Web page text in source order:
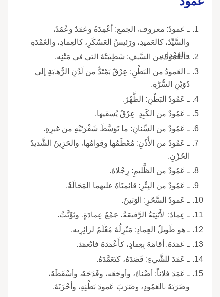
ـ عَمودُ: معروف، الجمع: أعْمِدَةٌ وعَمَدٌ وعُمُدٌ،
والسَّيِّدُ، كالعَميدِ، ورَئيسُ العَسْكَرِ، كالعِمادِ، والعُمْدَةِ
والعُمْدانِ.
ـ العَمودُ من السَّيفِ: شَطِيبَتُهُ التي في مَتْنِه.
ـ العَمودُ من البَطْنِ: عِرْقٌ يَمْتَدُّ من لَدُنِ الرُّهابَةِ إلى
دُوَيْنِ السُّرَّةِ.
ـ عَمُودُ البَطْنِ: الظَّهْرُ.
ـ عَمُودٌ من الكَبِدِ: عِرْقٌ يُسقيها.
ـ عَمُودٌ من السِّنانِ: ما تَوَسَّطَ شَفْرَتَيْهِ من غيرِهِ.
ـ عَمُودٌ من الأُذُنِ: مُعْظَمُها وقِوامُها، والحَزِينُ الشَّديدُ
الحُزْنِ.
ـ عَمُودٌ من الظَّليمِ: رِجْلاهُ.
ـ عَمُودٌ من البِئْرِ: قائِمتَاهُ عليهما المَحَالَةُ.
ـ عَمودُ السَّحْرِ: الوَتينُ.
ـ عِمادُ: الأَبْنِيَةُ الرَّفيعَةُ، جَمْعُ عِمادَةٍ، ويُؤَنَّثُ.
ـ هو طَويلُ العِمادِ: مَنْزِلُهُ مُعْلَمٌ لزائِرِيه.
ـ عَمَدَهُ: أقامَهُ بِعِمادٍ، كأَعْمَدَهُ فانْعَمَدَ.
ـ عَمَدَ للشَّيءِ: قَصَدَهُ، كتَعَمَّدَهُ.
ـ عَمَدَ فلاناً: أضْناهُ، وأوجَعَه، وفَدَحَهُ، وأسْقَطَهُ،
وضَرَبَهُ بالعَمُودِ، وضَرَبَ عَمودَ بَطْنِهِ، وأحْزَنَهُ.